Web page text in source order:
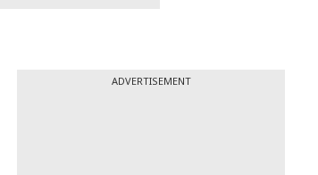
ADVERTISEMENT